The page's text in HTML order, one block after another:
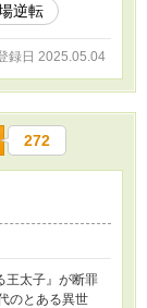
逆転
録日 2025.05.04
272
王太子』が断罪
のとある異世